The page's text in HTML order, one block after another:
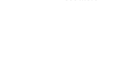
人生に関わるフ